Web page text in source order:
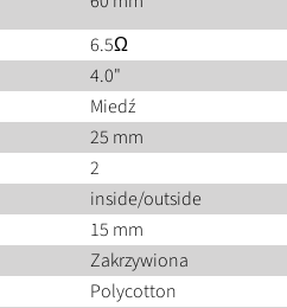
6.5Ω
4.0"
Miedź
25 mm
2
inside/outside
15 mm
Zakrzywiona
Polycotton